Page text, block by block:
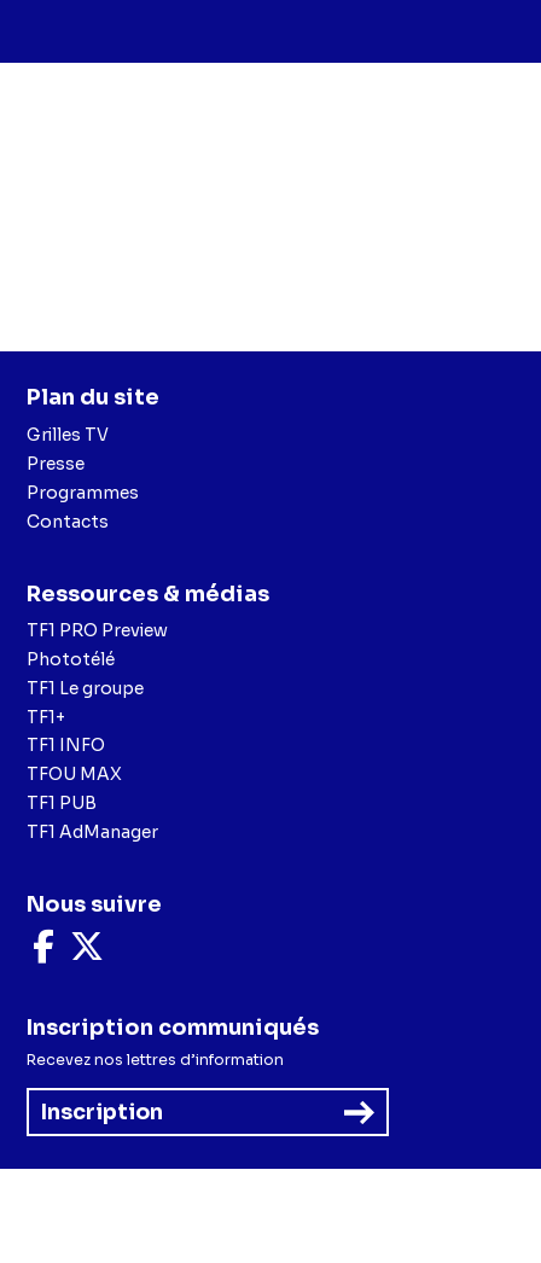
Plan du site
Grilles TV
Presse
Programmes
Contacts
Ressources & médias
TF1 PRO Preview
Phototélé
TF1 Le groupe
TF1+
TF1 INFO
TFOU MAX
TF1 PUB
TF1 AdManager
Nous suivre
Nous
suivre
Facebook
X
Inscription communiqués
Recevez nos lettres d’information
Inscription